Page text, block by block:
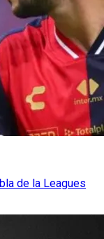
de la Leagues